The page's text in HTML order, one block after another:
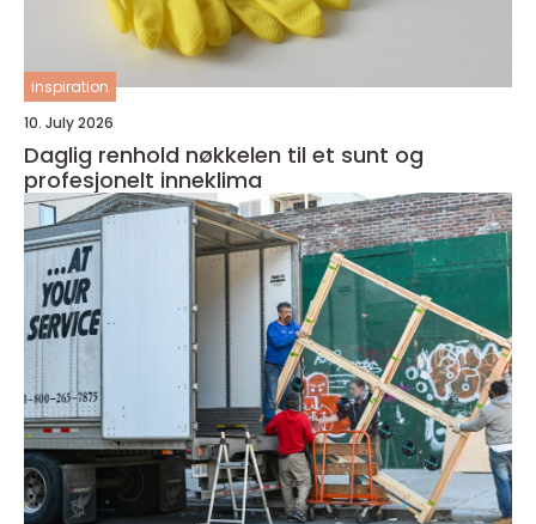
inspiration
10. July 2026
Daglig renhold nøkkelen til et sunt og
profesjonelt inneklima